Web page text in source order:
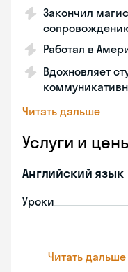
Закончил
Работал в
Вдохновляет
Читать дальше
Услуги и
Английский язык
Уроки
Читать дальше